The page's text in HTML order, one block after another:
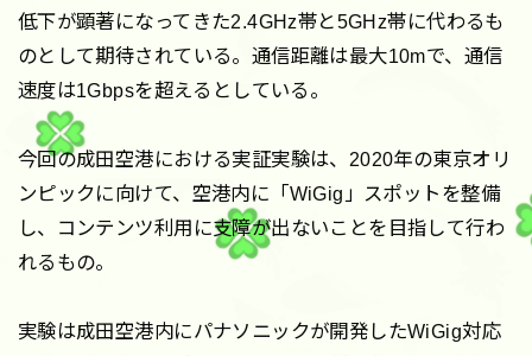
低下が顕著になってきた2.4GHz帯と5GHz帯に代わるも
のとして期待されている。通信距離は最大10mで、通信
速度は1Gbpsを超えるとしている。
今回の成田空港における実証実験は、2020年の東京オリ
ンピックに向けて、空港内に「WiGig」スポットを整備
し、コンテンツ利用に支障が出ないことを目指して行わ
れるもの。
実験は成田空港内にパナソニックが開発したWiGig対応